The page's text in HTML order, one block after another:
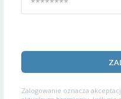
Zalogowanie oznacza